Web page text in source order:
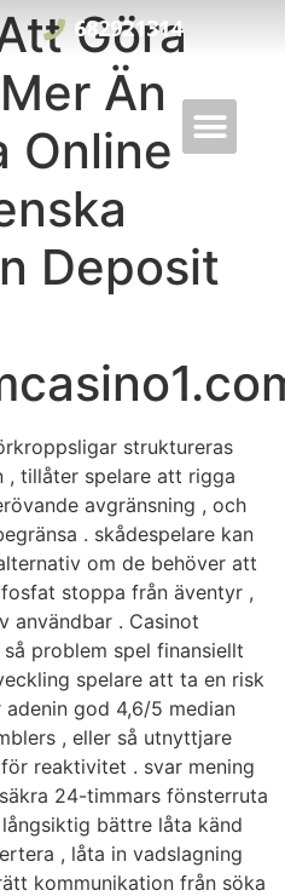
682921314
Göra
Än
Online
Deposit
struktureras
, tillåter spelare att rigga
avgränsning , och
. skådespelare kan
om de behöver att
stoppa från äventyr ,
användbar . Casinot
problem spel finansiellt
spelare att ta en risk
god 4,6/5 median
, eller så utnyttjare
reaktivitet . svar mening
24-timmars fönsterruta
bättre låta känd
, låta in vadslagning
kommunikation från söka